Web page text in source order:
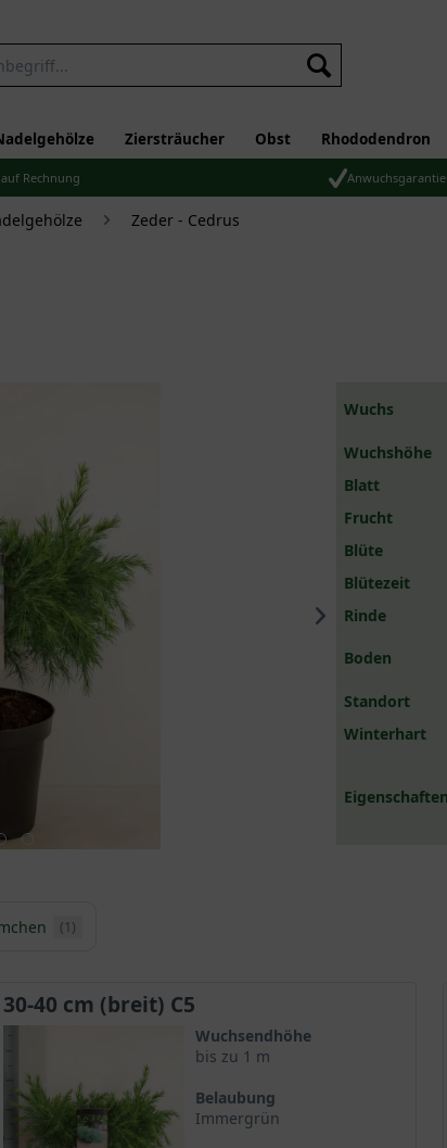
Ziersträucher Obst Rhododendron
Rechnung Anwuchsgarantie
Zeder - Cedrus
Wuchs
Wuchshöhe
Blatt
Frucht
Blüte
Blütezeit
Rinde
Boden
Standort
Winterhart
(1)
30-40 cm (breit) C5
Wuchsendhöhe
bis zu 1 m
Belaubung
Immergrün